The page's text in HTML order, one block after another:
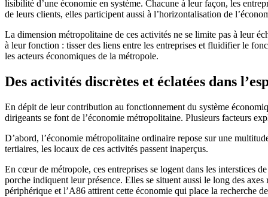
lisibilité d’une économie en système. Chacune à leur façon, les
de leurs clients, elles participent aussi à l’horizontalisation de
La dimension métropolitaine de ces activités ne se limite pas à leur
à leur fonction : tisser des liens entre les entreprises et fluidifier le
les acteurs économiques de la métropole.
Des activités discrètes et éclatées dans
En dépit de leur contribution au fonctionnement du système
dirigeants se font de l’économie métropolitaine. Plusieurs facteurs
D’abord, l’économie métropolitaine ordinaire repose sur une
tertiaires, les locaux de ces activités passent inaperçus.
En cœur de métropole, ces entreprises se logent dans les interstices
porche indiquent leur présence. Elles se situent aussi le long des
périphérique et l’A86 attirent cette économie qui place la recherche